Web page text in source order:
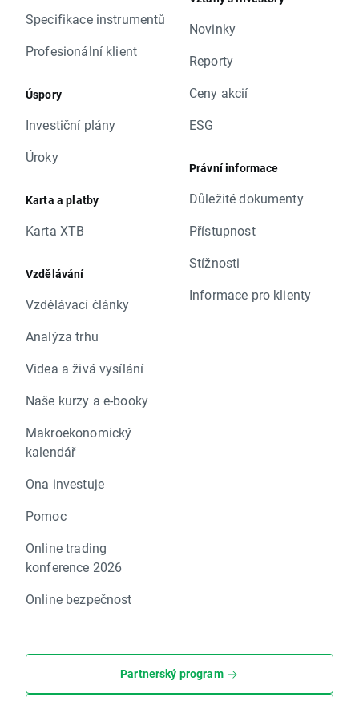
Specifikace instrumentů
Profesionální klient
Úspory
Investiční plány
Úroky
Karta a platby
Karta XTB
Vzdělávání
Vzdělávací články
Analýza trhu
Videa a živá vysílání
Naše kurzy a e-booky
Makroekonomický
kalendář
Ona investuje
Pomoc
Online trading
konference 2026
Online bezpečnost
Novinky
Reporty
Ceny akcií
ESG
Právní informace
Důležité dokumenty
Přístupnost
Stížnosti
Informace pro klienty
Partnerský program